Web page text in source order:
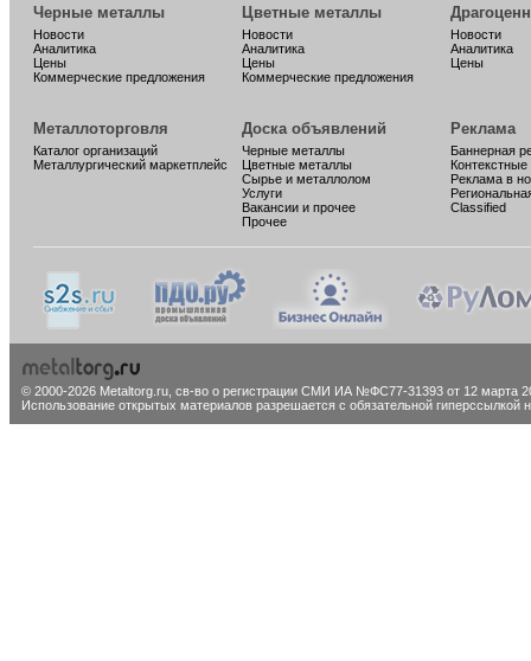
Черные металлы
Новости
Аналитика
Цены
Коммерческие предложения
Цветные металлы
Новости
Аналитика
Цены
Коммерческие предложения
Новости
Аналитика
Цены
Металлоторговля
Каталог организаций
Металлургический маркетплейс
Доска объявлений
Черные металлы
Цветные металлы
Сырье и металлолом
Услуги
Вакансии и прочее
Прочее
Реклама
Баннерная
Реклама в
Classified
© 2000-2026 Metaltorg.ru, св-во о регистрации СМИ ИА №ФС77-31393 от 12 марта
Использование открытых материалов разрешается с обязательной гиперссылкой